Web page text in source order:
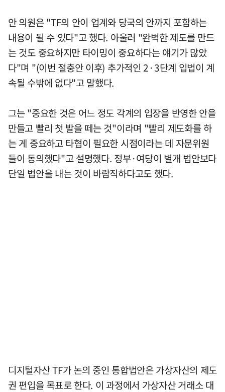
안 의원은 "TF의 안이 업계와 당국의 안까지 포함하는
내용이 될 수 있다"고 했다. 아울러 "완벽한 제도를 만드
는 것도 중요하지만 타이밍이 중요하다는 얘기가 많았
다"며 "(이번 절충안 이후) 추가적인 2·3단계 입법이 계
속될 수밖에 없다"고 말했다.
그는 "중요한 것은 어느 정도 각계의 입장을 반영한 안을
만들고 빨리 첫 발을 떼는 것"이라며 "빨리 제도화를 하
는 게 중요하고 타협이 필요한 시점이라는 데 자문위원
들이 동의했다"고 설명했다. 정부·여당이 별개 법안보다
단일 법안을 내는 것이 바람직하다고도 했다.
디지털자산 TF가 논의 중인 통합법안은 가상자산의 제도
권 편입을 목표로 한다. 이 과정에서 가상자산 거래소 대